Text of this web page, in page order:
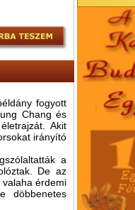
fogyott
Chang és
Akit
irányító
a
De az
érdemi
döbbenetes